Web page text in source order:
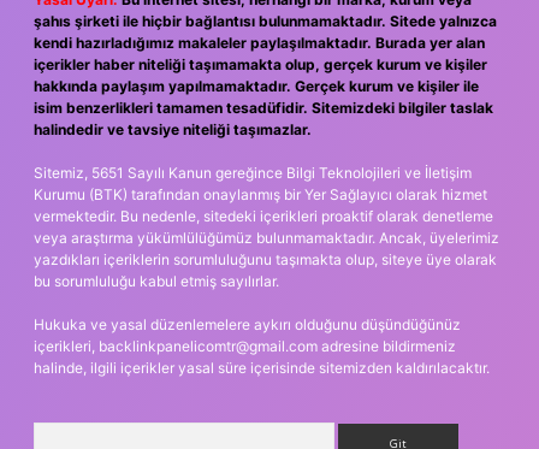
şahıs şirketi ile hiçbir bağlantısı bulunmamaktadır. Sitede yalnızca
kendi hazırladığımız makaleler paylaşılmaktadır. Burada yer alan
içerikler haber niteliği taşımamakta olup, gerçek kurum ve kişiler
hakkında paylaşım yapılmamaktadır. Gerçek kurum ve kişiler ile
isim benzerlikleri tamamen tesadüfidir. Sitemizdeki bilgiler taslak
halindedir ve tavsiye niteliği taşımazlar.
Sitemiz, 5651 Sayılı Kanun gereğince Bilgi Teknolojileri ve İletişim
Kurumu (BTK) tarafından onaylanmış bir Yer Sağlayıcı olarak hizmet
vermektedir. Bu nedenle, sitedeki içerikleri proaktif olarak denetleme
veya araştırma yükümlülüğümüz bulunmamaktadır. Ancak, üyelerimiz
yazdıkları içeriklerin sorumluluğunu taşımakta olup, siteye üye olarak
bu sorumluluğu kabul etmiş sayılırlar.
Hukuka ve yasal düzenlemelere aykırı olduğunu düşündüğünüz
içerikleri, backlinkpanelicomtr@gmail.com adresine bildirmeniz
halinde, ilgili içerikler yasal süre içerisinde sitemizden kaldırılacaktır.